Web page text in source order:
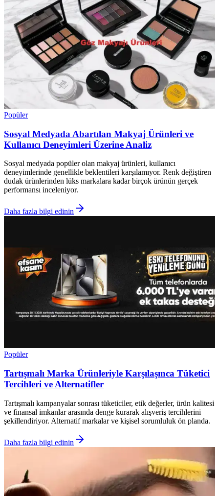
Popüler
Sosyal Medyada Abartılan Makyaj Ürünleri ve
Kullanıcı Deneyimleri Üzerine Analiz
Sosyal medyada popüler olan makyaj ürünleri, kullanıcı
deneyimlerinde genellikle beklentileri karşılamıyor. Renk değiştiren
dudak ürünlerinden lüks markalara kadar birçok ürünün gerçek
performansı inceleniyor.
Daha fazla bilgi edinin
Popüler
Tartışmalı Marka Ürünleriyle Karşılaşınca Tüketici
Tercihleri ve Alternatifler
Tartışmalı kampanyalar sonrası tüketiciler, etik değerler, ürün kalitesi
ve finansal imkanlar arasında denge kurarak alışveriş tercihlerini
şekillendiriyor. Alternatif markalar ve kişisel sorumluluk ön planda.
Daha fazla bilgi edinin